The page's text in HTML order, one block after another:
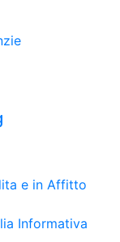
Informativa